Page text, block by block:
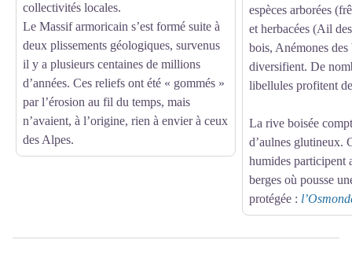
collectivités locales.
Le Massif armoricain s’est formé suite à
deux plissements géologiques, survenus
il y a plusieurs centaines de millions
d’années. Ces reliefs ont été « gommés »
par l’érosion au fil du temps, mais
n’avaient, à l’origine, rien à envier à ceux
des Alpes.
espèces arborées
et herbacées (Ail
bois, Anémones des
diversifient. De
libellules profitent
La rive boisée
d’aulnes glutineux.
humides participent
berges où pousse
protégée :